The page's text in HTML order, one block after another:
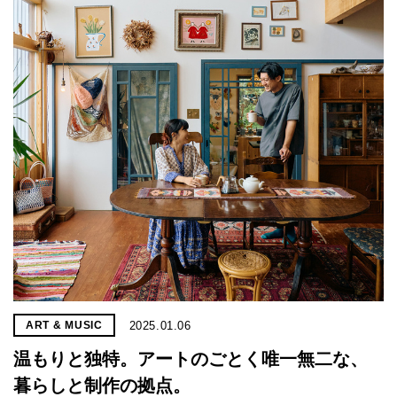
合わせ
バシー
ポリシ
ー
採用情
報
ART & MUSIC 2025.01.06
温もり​​と独特。アートのごとく唯一無二な、
暮らしと制作の拠点。